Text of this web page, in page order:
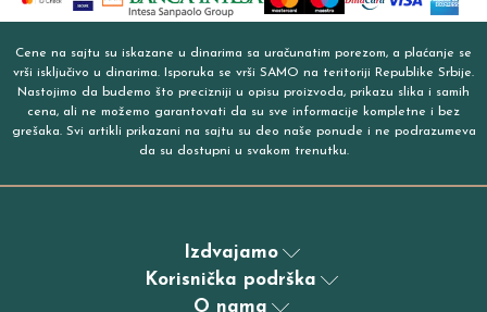
Cene na sajtu su iskazane u dinarima sa uračunatim porezom, a plaćanje se
vrši isključivo u dinarima. Isporuka se vrši SAMO na teritoriji Republike Srbije.
Nastojimo da budemo što precizniji u opisu proizvoda, prikazu slika i samih
cena, ali ne možemo garantovati da su sve informacije kompletne i bez
grešaka. Svi artikli prikazani na sajtu su deo naše ponude i ne podrazumeva
da su dostupni u svakom trenutku.
Izdvajamo
Korisnička podrška
O nama